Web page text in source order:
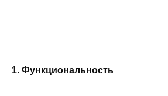
1. Функциональность